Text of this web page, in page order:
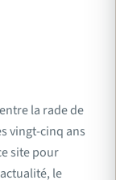
la rade de
vingt-cinq ans
site pour
le